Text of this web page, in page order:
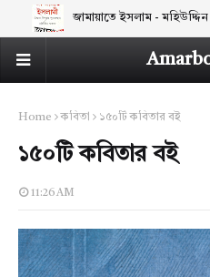
জামায়াতে ইসলাম -
Home কবিতা ১৫০টি কবিতার বই
১৫০টি কবিতার বই
11:26 AM